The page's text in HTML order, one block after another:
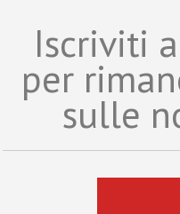
Iscriviti
per
sulle